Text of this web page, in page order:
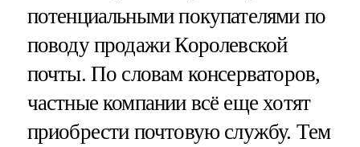
потенциальными покупателями по
поводу продажи Королевской
почты. По словам консерваторов,
частные компании всё еще хотят
приобрести почтовую службу. Тем